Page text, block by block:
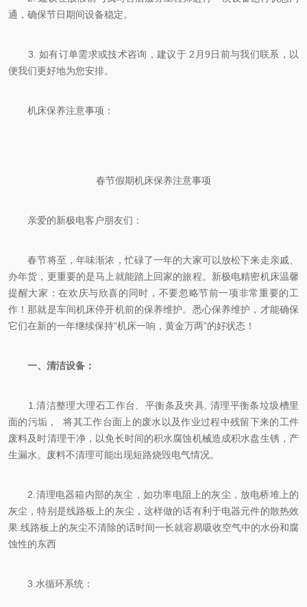
通，确保节日期间设备稳定。
3. 如有订单需求或技术咨询，建议于 2月9日前与我们联系，以
便我们更好地为您安排。
机床保养注意事项：
春节假期机床保养注意事项
亲爱的新极电客户朋友们：
春节将至，年味渐浓，忙碌了一年的大家可以放松下来走亲戚、
办年货，更重要的是马上就能踏上回家的旅程。新极电精密机床温馨
提醒大家：在欢庆与欣喜的同时，不要忽略节前一项非常重要的工
作！那就是车间机床停开机前的保养维护。悉心保养维护，才能确保
它们在新的一年继续保持”机床一响，黄金万两”的好状态！
一、清洁设备：
1.清洁整理大理石工作台、平衡条及夾具, 清理平衡条垃圾槽里
面的污垢， 将其工作台面上的废水以及作业过程中残留下来的工件
废料及时清理干净，以免长时间的积水腐蚀机械造成积水盘生锈，产
生漏水。废料不清理可能出现短路烧毁电气情况。
2.清理电器箱内部的灰尘，如功率电阻上的灰尘，放电桥堆上的
灰尘，特别是线路板上的灰尘，这样做的话有利于电器元件的散热效
果.线路板上的灰尘不清除的话时间一长就容易吸收空气中的水份和腐
蚀性的东西
3.水循环系统：